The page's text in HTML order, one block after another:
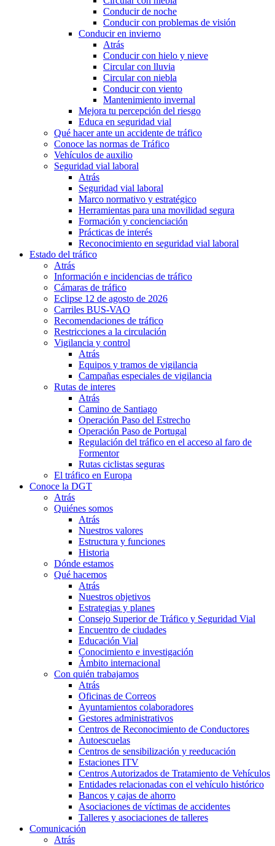
Conducir de noche
Conducir con problemas de visión
Conducir en invierno
Atrás
Conducir con hielo y nieve
Circular con lluvia
Circular con niebla
Conducir con viento
Mantenimiento invernal
Mejora tu percepción del riesgo
Educa en seguridad vial
Qué hacer ante un accidente de tráfico
Conoce las normas de Tráfico
Vehículos de auxilio
Seguridad vial laboral
Atrás
Seguridad vial laboral
Marco normativo y estratégico
Herramientas para una movilidad segura
Formación y concienciación
Prácticas de interés
Reconocimiento en seguridad vial laboral
Estado del tráfico
Atrás
Información e incidencias de tráfico
Cámaras de tráfico
Eclipse 12 de agosto de 2026
Carriles BUS-VAO
Recomendaciones de tráfico
Restricciones a la circulación
Vigilancia y control
Atrás
Equipos y tramos de vigilancia
Campañas especiales de vigilancia
Rutas de interes
Atrás
Camino de Santiago
Operación Paso del Estrecho
Operación Paso de Portugal
Regulación del tráfico en el acceso al faro de
Formentor
Rutas ciclistas seguras
El tráfico en Europa
Conoce la DGT
Atrás
Quiénes somos
Atrás
Nuestros valores
Estructura y funciones
Historia
Dónde estamos
Qué hacemos
Atrás
Nuestros objetivos
Estrategias y planes
Consejo Superior de Tráfico y Seguridad Vial
Encuentro de ciudades
Educación Vial
Conocimiento e investigación
Ámbito internacional
Con quién trabajamos
Atrás
Oficinas de Correos
Ayuntamientos colaboradores
Gestores administrativos
Centros de Reconocimiento de Conductores
Autoescuelas
Centros de sensibilización y reeducación
Estaciones ITV
Centros Autorizados de Tratamiento de Vehículos
Entidades relacionadas con el vehículo histórico
Bancos y cajas de ahorro
Asociaciones de víctimas de accidentes
Talleres y asociaciones de talleres
Comunicación
Atrás